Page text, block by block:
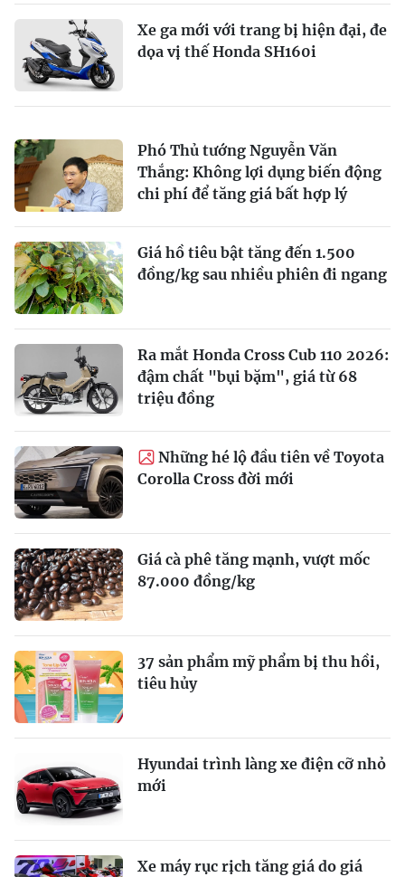
Xe ga mới với trang bị hiện đại, đe
dọa vị thế Honda SH160i
Phó Thủ tướng Nguyễn Văn
Thắng: Không lợi dụng biến động
chi phí để tăng giá bất hợp lý
Giá hồ tiêu bật tăng đến 1.500
đồng/kg sau nhiều phiên đi ngang
Ra mắt Honda Cross Cub 110 2026:
đậm chất "bụi bặm", giá từ 68
triệu đồng
Những hé lộ đầu tiên về Toyota
Corolla Cross đời mới
Giá cà phê tăng mạnh, vượt mốc
87.000 đồng/kg
37 sản phẩm mỹ phẩm bị thu hồi,
tiêu hủy
Hyundai trình làng xe điện cỡ nhỏ
mới
Xe máy rục rịch tăng giá do giá